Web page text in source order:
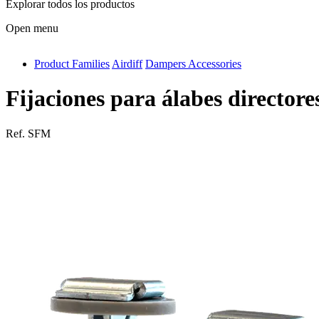
Explorar todos los productos
Open menu
antivib
isolfix
Product Families Airdiff Dampers Accessories
Fijaciones para álabes
Ref. SFM